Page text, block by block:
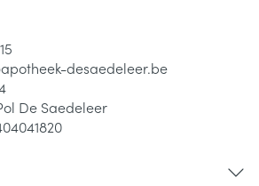
apotheek-desaedeleer.be
De Saedeleer